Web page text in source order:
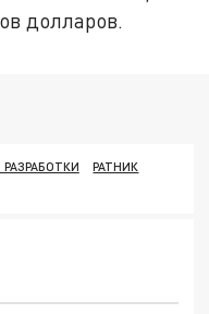
долларов.
РАТНИК